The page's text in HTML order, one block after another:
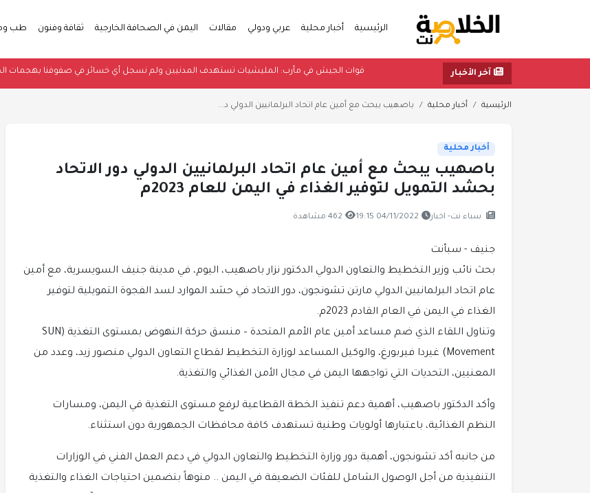
الرئيسية أخبار محلية عربي ودولي مقالات اليمن في الصحافة الخارجية ثقافة وفنون طب
آخر الأخبار قوات الجيش في مأرب: المليشيات تستهدف المدنيين ولم نسجل أي خسائر في صفوفنا
الرئيسية أخبار محلية باصهيب يبحث مع أمين عام اتحاد البرلمانيين الدولي د...
أخبار محلية
باصهيب يبحث مع أمين عام اتحاد البرلمانيين الدولي دور الاتحاد
بحشد التمويل لتوفير الغذاء في اليمن للعام 2023م
سباء نت- اخبار 04/11/2022 19:15 462 مشاهدة
جنيف - سبأنت
بحث نائب وزير التخطيط والتعاون الدولي الدكتور نزار باصهيب، اليوم، في مدينة جنيف السويسرية، مع أمين
عام اتحاد البرلمانيين الدولي مارتن تشونجون، دور الاتحاد في حشد الموارد لسد الفجوة التمويلية لتوفير
الغذاء في اليمن في العام القادم 2023م.
وتناول اللقاء الذي ضم مساعد أمين عام الأمم المتحدة – منسق حركة النهوض بمستوى التغذية (SUN
Movement) غيردا فيربورغ، والوكيل المساعد لوزارة التخطيط لقطاع التعاون الدولي منصور زيد، وعدد من
المعنيين، التحديات التي تواجهها اليمن في مجال الأمن الغذائي والتغذية.
وأكد الدكتور باصهيب، أهمية دعم تنفيذ الخطة القطاعية لرفع مستوى التغذية في اليمن، ومسارات
النظم الغذائية، باعتبارها أولويات وطنية تستهدف كافة محافظات الجمهورية دون استثناء.
من جانبه أكد تشونجون، أهمية دور وزارة التخطيط والتعاون الدولي في دعم العمل الفني في الوزارات
التنفيذية من أجل الوصول الشامل للفئات الضعيفة في اليمن .. منوهاً بتضمين احتياجات الغذاء والتغذية